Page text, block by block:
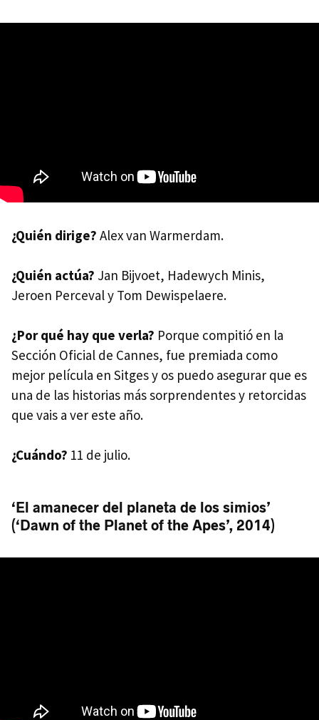
¿Quién dirige? Alex van Warmerdam.
¿Quién actúa? Jan Bijvoet, Hadewych Minis,
Jeroen Perceval y Tom Dewispelaere.
¿Por qué hay que verla? Porque compitió en la
Sección Oficial de Cannes, fue premiada como
mejor película en Sitges y os puedo asegurar que es
una de las historias más sorprendentes y retorcidas
que vais a ver este año.
¿Cuándo? 11 de julio.
‘El amanecer del planeta de los simios’
(‘Dawn of the Planet of the Apes’, 2014)